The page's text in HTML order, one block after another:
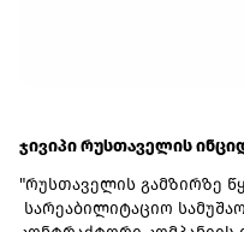
ჯივიპი რუსთაველის
"რუსთაველის გამზირზე
სარეაბილიტაციო